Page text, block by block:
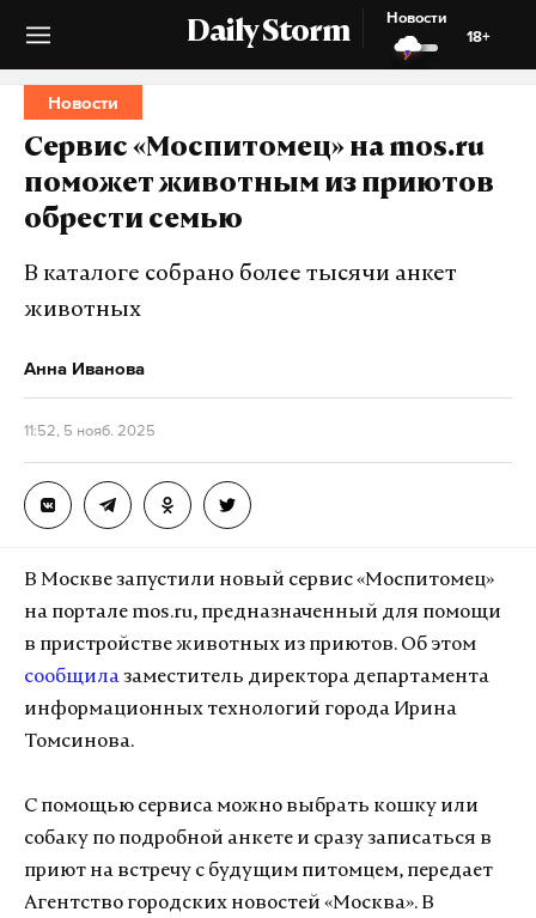
Daily Storm
Новости
18+
Новости
Сервис «Моспитомец» на mos.ru
поможет животным из приютов
обрести семью
В каталоге собрано более тысячи анкет
животных
Анна Иванова
11:52, 5 нояб. 2025
В Москве запустили новый сервис «Моспитомец»
на портале mos.ru, предназначенный для помощи
в пристройстве животных из приютов. Об этом
сообщилазаместитель директора департамента
информационных технологий города Ирина
Томсинова.
С помощью сервиса можно выбрать кошку или
собаку по подробной анкете и сразу записаться в
приют на встречу с будущим питомцем, передает
Агентство городских новостей «Москва». В